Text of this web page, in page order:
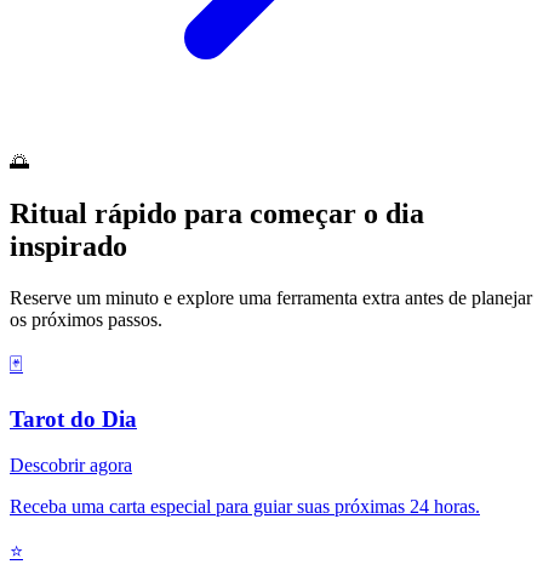
🌅
Ritual rápido para começar o dia
inspirado
Reserve um minuto e explore uma ferramenta extra antes de planejar
os próximos passos.
🃏
Tarot do Dia
Descobrir agora
Receba uma carta especial para guiar suas próximas 24 horas.
⭐